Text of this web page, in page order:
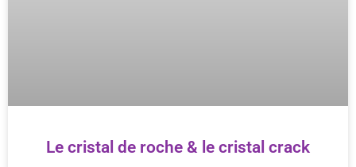
Le cristal de roche & le cristal crack